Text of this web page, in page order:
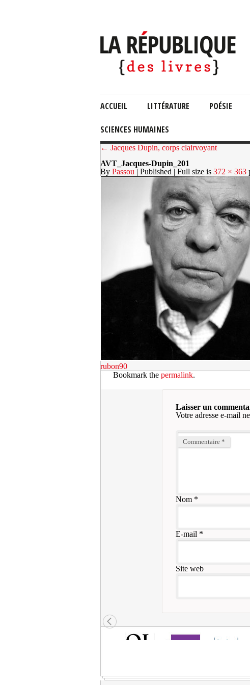
ACCUEIL LITTÉRATURE POÉSIE
SCIENCES HUMAINES
← Jacques Dupin, corps clairvoyant
AVT_Jacques-Dupin_201
By Passou | Published | Full size is 372 × 363
rubon90
Bookmark the permalink.
Laisser un
Votre adresse e-mail
Commentaire *
Nom*
E-mail *
Site web